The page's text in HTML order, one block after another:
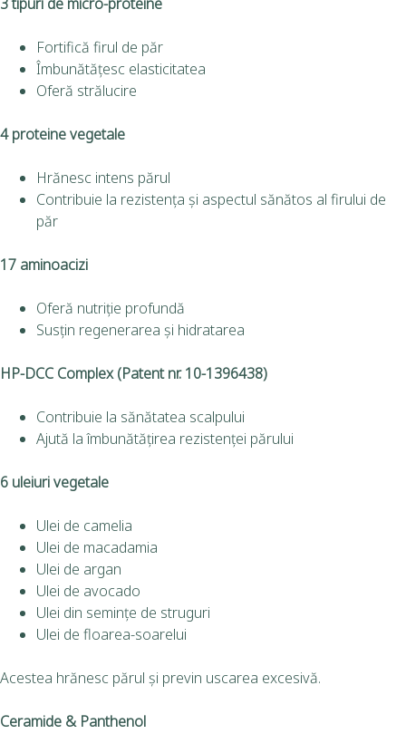
Fortifică firul de păr
Îmbunătățesc elasticitatea
Oferă strălucire
4 proteine vegetale
Hrănesc intens părul
Contribuie la rezistența și aspectul sănătos al firului de
păr
17 aminoacizi
Oferă nutriție profundă
Susțin regenerarea și hidratarea
HP-DCC Complex (Patent nr. 10-1396438)
Contribuie la sănătatea scalpului
Ajută la îmbunătățirea rezistenței părului
6 uleiuri vegetale
Ulei de camelia
Ulei de macadamia
Ulei de argan
Ulei de avocado
Ulei din semințe de struguri
Ulei de floarea-soarelui
Acestea hrănesc părul și previn uscarea excesivă.
Ceramide & Panthenol